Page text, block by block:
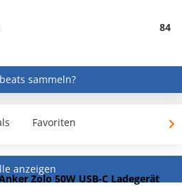
84
sammeln?
Favoriten
anzeigen
Zolo 50W USB-C Ladegerät